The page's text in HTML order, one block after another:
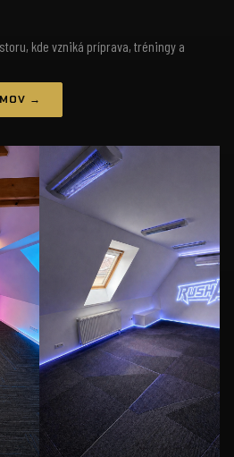
kde vzniká príprava, tréningy a
→